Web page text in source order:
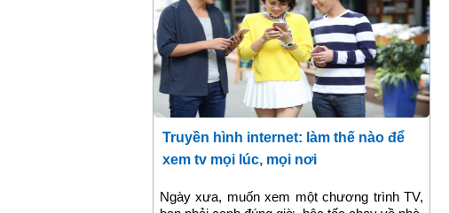
Truyền hình internet: làm thế nào để
xem tv mọi lúc, mọi nơi
Ngày xưa, muốn xem một chương trình TV,